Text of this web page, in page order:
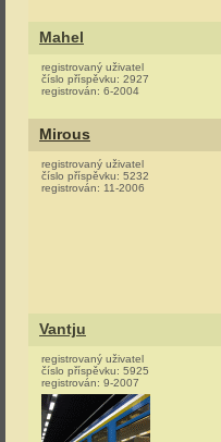
Mahel
registrovaný uživatel
číslo příspěvku: 2927
registrován: 6-2004
Mirous
registrovaný uživatel
číslo příspěvku: 5232
registrován: 11-2006
Vantju
registrovaný uživatel
číslo příspěvku: 5925
registrován: 9-2007